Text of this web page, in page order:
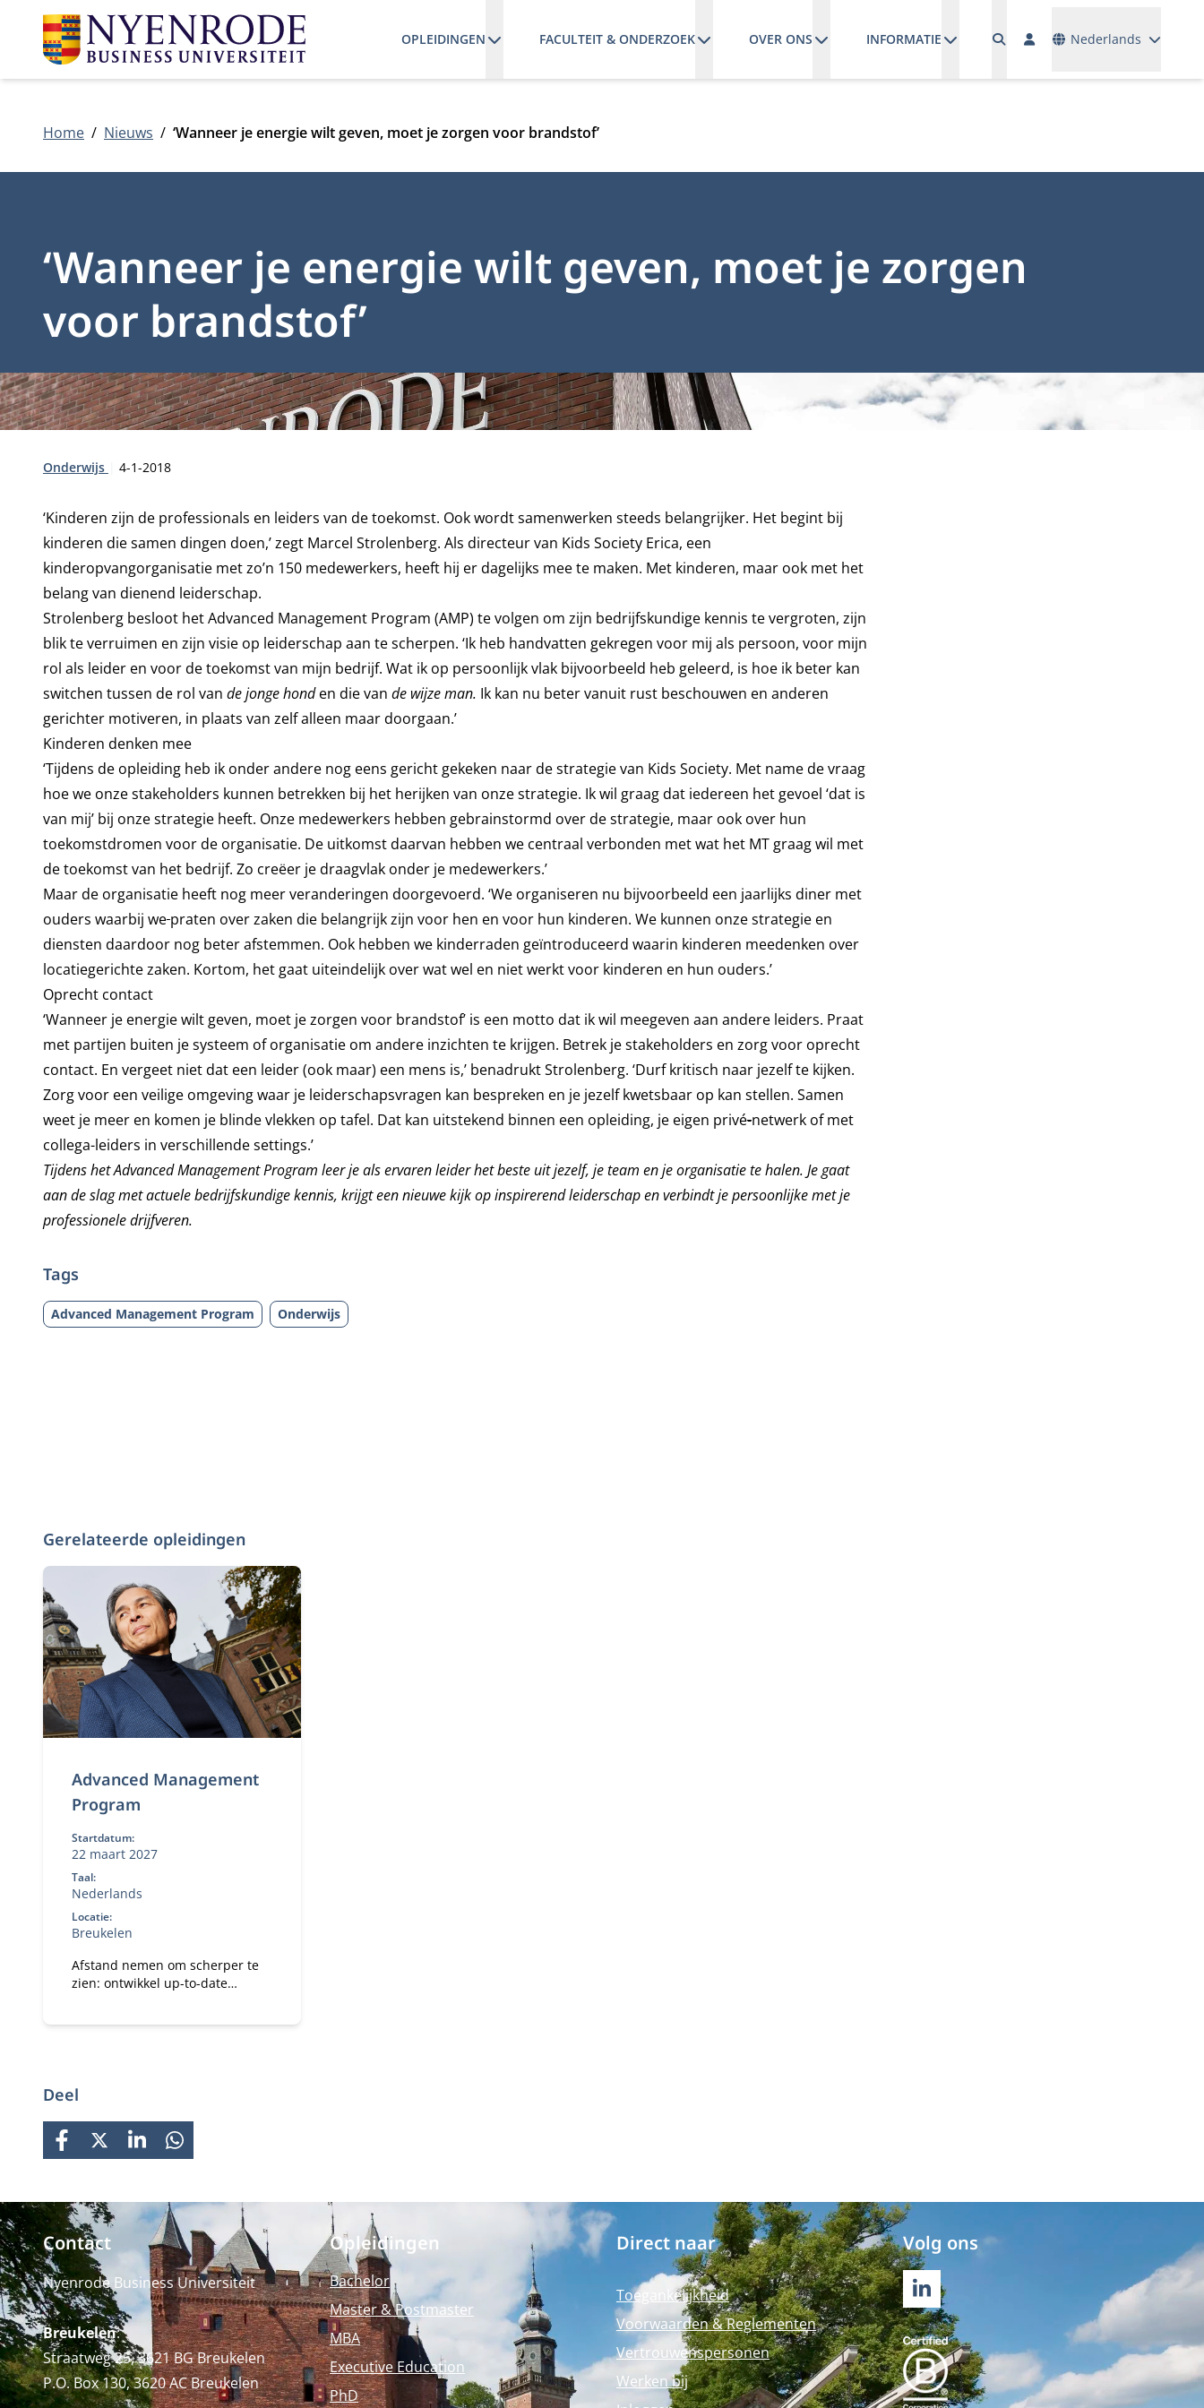
OPLEIDINGEN FACULTEIT & ONDERZOEK OVER ONS INFORMATIE Nederlands
Home Nieuws ‘Wanneer je energie wilt geven, moet je zorgen voor brandstof’
‘Wanneer je energie wilt geven, moet je zorgen
voor brandstof’
Type:
Onderwijs Publicatiedatum:
4-1-2018
‘Kinderen zijn de professionals en leiders van de toekomst. Ook wordt samenwerken steeds belangrijker. Het begint bij
kinderen die samen dingen doen,’ zegt Marcel Strolenberg. Als directeur van Kids Society Erica, een
kinderopvangorganisatie met zo’n 150 medewerkers, heeft hij er dagelijks mee te maken. Met kinderen, maar ook met het
belang van dienend leiderschap.
Strolenberg besloot het Advanced Management Program (AMP) te volgen om zijn bedrijfskundige kennis te vergroten, zijn
blik te verruimen en zijn visie op leiderschap aan te scherpen. ‘Ik heb handvatten gekregen voor mij als persoon, voor mijn
rol als leider en voor de toekomst van mijn bedrijf. Wat ik op persoonlijk vlak bijvoorbeeld heb geleerd, is hoe ik beter kan
switchen tussen de rol van de jonge honden die van de wijze man. Ik kan nu beter vanuit rust beschouwen en anderen
gerichter motiveren, in plaats van zelf alleen maar doorgaan.’
Kinderen denken mee
‘Tijdens de opleiding heb ik onder andere nog eens gericht gekeken naar de strategie van Kids Society. Met name de vraag
hoe we onze stakeholders kunnen betrekken bij het herijken van onze strategie. Ik wil graag dat iedereen het gevoel ‘dat is
van mij’ bij onze strategie heeft. Onze medewerkers hebben gebrainstormd over de strategie, maar ook over hun
toekomstdromen voor de organisatie. De uitkomst daarvan hebben we centraal verbonden met wat het MT graag wil met
de toekomst van het bedrijf. Zo creëer je draagvlak onder je medewerkers.’
Maar de organisatie heeft nog meer veranderingen doorgevoerd. ‘We organiseren nu bijvoorbeeld een jaarlijks diner met
ouders waarbij wepraten over zaken die belangrijk zijn voor hen en voor hun kinderen. We kunnen onze strategie en
diensten daardoor nog beter afstemmen. Ook hebben we kinderraden geïntroduceerd waarin kinderen meedenken over
locatiegerichte zaken. Kortom, het gaat uiteindelijk over wat wel en niet werkt voor kinderen en hun ouders.’
Oprecht contact
‘Wanneer je energie wilt geven, moet je zorgen voor brandstof’ is een motto dat ik wil meegeven aan andere leiders. Praat
met partijen buiten je systeem of organisatie om andere inzichten te krijgen. Betrek je stakeholders en zorg voor oprecht
contact. En vergeet niet dat een leider (ook maar) een mens is,’ benadrukt Strolenberg. ‘Durf kritisch naar jezelf te kijken.
Zorg voor een veilige omgeving waar je leiderschapsvragen kan bespreken en je jezelf kwetsbaar op kan stellen. Samen
weet je meer en komen je blinde vlekken op tafel. Dat kan uitstekend binnen een opleiding, je eigen privé-netwerk of met
collega-leiders in verschillende settings.’
Tijdens hetAdvanced Management Program leer je als ervaren leider het beste uit jezelf, je team en je organisatie te halen. Je gaat
aan de slag met actuele bedrijfskundige kennis, krijgt een nieuwe kijk op inspirerend leiderschap en verbindt je persoonlijke met je
professionele drijfveren.
Tags
Advanced Management Program Onderwijs
Gerelateerde opleidingen
Advanced Management
Program
Startdatum:
22 maart 2027
Taal:
Nederlands
Locatie:
Breukelen
Afstand nemen om scherper te
zien: ontwikkel up-to-date
Deel
FACEBOOK
X LINKEDINWHATSAPP
Contact
Nyenrode Business Universiteit
Breukelen:
Straatweg 25, 3621 BG Breukelen
P.O. Box 130, 3620 AC Breukelen
Opleidingen
Bachelor
Master & Postmaster
MBA
Executive Education
PhD
Direct naar
Toegankelijkheid
Voorwaarden & Reglementen
Vertrouwenspersonen
Werken bij
Volg ons
LINKEDIN